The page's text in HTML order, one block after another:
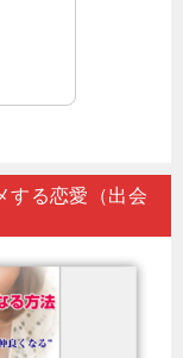
する恋愛（出会